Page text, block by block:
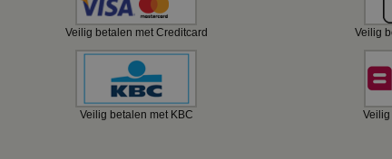
Veilig betalen met Creditcard Veilig
Veilig betalen met KBC